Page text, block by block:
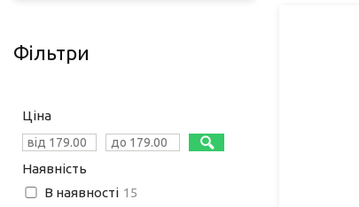
Фільтри
Ціна
Наявність
В наявності 15